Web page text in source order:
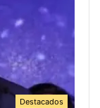
Destacados